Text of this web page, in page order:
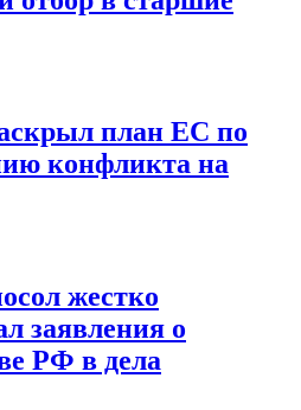
план ЕС по
конфликта на
жестко
заявления о
РФ в дела